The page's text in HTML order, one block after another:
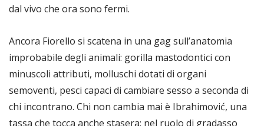
dal vivo che ora sono fermi.
Ancora Fiorello si scatena in una gag sull’anatomia
improbabile degli animali: gorilla mastodontici con
minuscoli attributi, molluschi dotati di organi
semoventi, pesci capaci di cambiare sesso a seconda di
chi incontrano. Chi non cambia mai è Ibrahimović, una
tassa che tocca anche stasera: nel ruolo di gradasso